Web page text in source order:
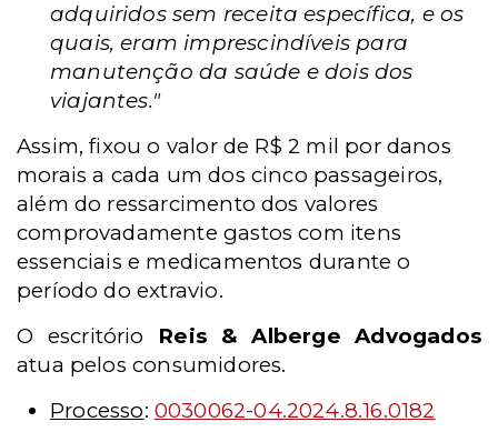
adquiridos sem receita específica, e os
quais, eram imprescindíveis para
manutenção da saúde e dois dos
viajantes."
Assim, fixou o valor de R$ 2 mil por danos
morais a cada um dos cinco passageiros,
além do ressarcimento dos valores
comprovadamente gastos com itens
essenciais e medicamentos durante o
período do extravio.
O escritório Reis & Alberge Advogados
atua pelos consumidores.
Processo: 0030062-04.2024.8.16.0182